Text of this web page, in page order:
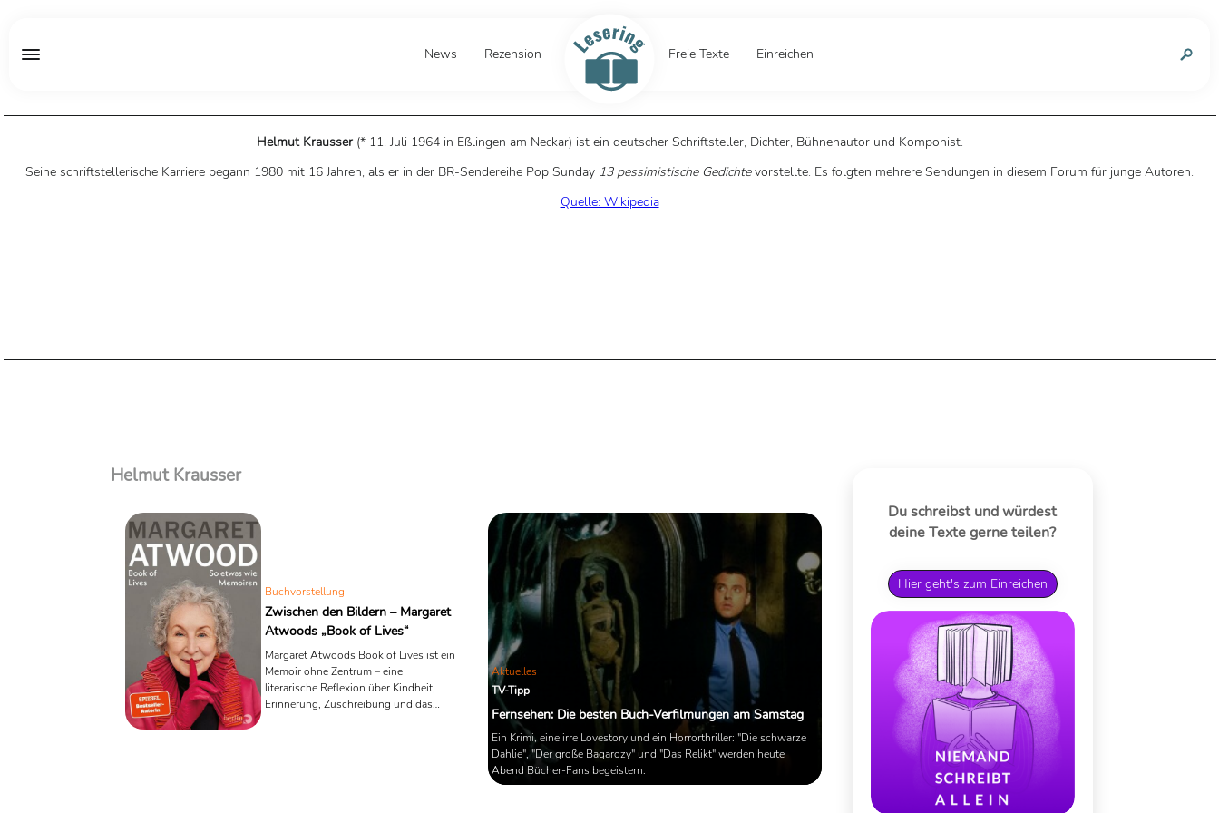
News Rezension Freie Texte Einreichen
Helmut Krausser(* 11. Juli 1964 in Eßlingen am Neckar) ist ein deutscher Schriftsteller, Dichter, Bühnenautor und Komponist.
Seine schriftstellerische Karriere begann 1980 mit 16 Jahren, als er in der BR-Sendereihe Pop Sunday 13 pessimistische Gedichtevorstellte. Es folgten mehrere Sendungen in diesem Forum für junge Autoren.
Quelle: Wikipedia
Helmut Krausser
Buchvorstellung
Zwischen den Bildern – Margaret
Atwoods „Book of Lives“
Margaret Atwoods Book of Lives ist ein
Memoir ohne Zentrum – eine
literarische Reflexion über Kindheit,
Erinnerung, Zuschreibung und das
Aktuelles
TV-Tipp
Fernsehen: Die besten Buch-Verfilmungen am Samstag
Ein Krimi, eine irre Lovestory und ein Horrorthriller: "Die schwarze
Dahlie", "Der große Bagarozy" und "Das Relikt" werden heute
Abend Bücher-Fans begeistern.
Du schreibst und würdest
deine Texte gerne teilen?
Hier geht's zum Einreichen